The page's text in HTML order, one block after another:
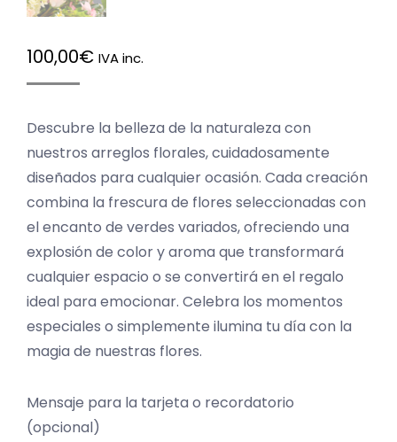
100,00€ IVA inc.
Descubre la belleza de la naturaleza con
nuestros arreglos florales, cuidadosamente
diseñados para cualquier ocasión. Cada creación
combina la frescura de flores seleccionadas con
el encanto de verdes variados, ofreciendo una
explosión de color y aroma que transformará
cualquier espacio o se convertirá en el regalo
ideal para emocionar. Celebra los momentos
especiales o simplemente ilumina tu día con la
magia de nuestras flores.
Mensaje para la tarjeta o recordatorio
(opcional)